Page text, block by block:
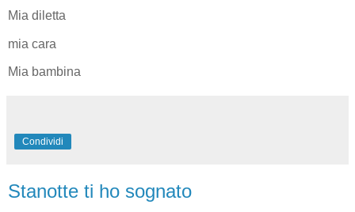
Mia diletta
mia cara
Mia bambina
Condividi
Stanotte ti ho sognato